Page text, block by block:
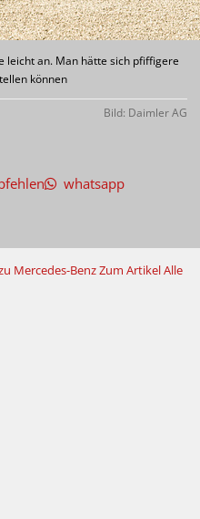
leicht an. Man hätte sich pfiffigere
können
Bild: Daimler AG
whatsapp
Mercedes-BenzZum ArtikelAlle